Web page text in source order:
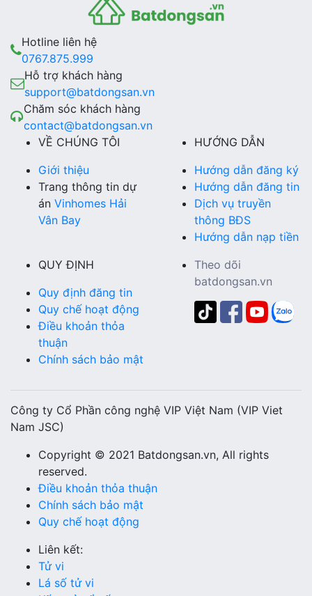
Hotline liên hệ
0767.875.999
Hỗ trợ khách hàng
support@batdongsan.vn
Chăm sóc khách hàng
contact@batdongsan.vn
VỀ CHÚNG TÔI
Giới thiệu
Trang thông tin dự
án Vinhomes Hải
Vân Bay
HƯỚNG DẪN
Hướng dẫn đăng ký
Hướng dẫn đăng tin
Dịch vụ truyền
thông BĐS
Hướng dẫn nạp tiền
QUY ĐỊNH
Quy định đăng tin
Quy chế hoạt động
Điều khoản thỏa
thuận
Chính sách bảo mật
Theo dõi
batdongsan.vn
Công ty Cổ Phần công nghệ VIP Việt Nam (VIP Viet
Nam JSC)
Copyright © 2021 Batdongsan.vn, All rights
reserved.
Điều khoản thỏa thuận
Chính sách bảo mật
Quy chế hoạt động
Liên kết:
Tử vi
Lá số tử vi